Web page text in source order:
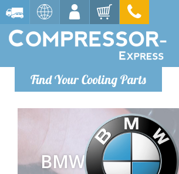
Find Your Cooling Parts
BMW